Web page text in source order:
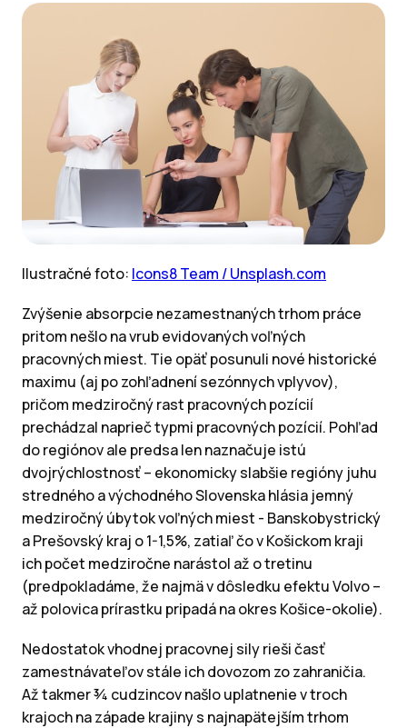
Ilustračné foto: Icons8 Team / Unsplash.com
Zvýšenie absorpcie nezamestnaných trhom práce
pritom nešlo na vrub evidovaných voľných
pracovných miest. Tie opäť posunuli nové historické
maximu (aj po zohľadnení sezónnych vplyvov),
pričom medziročný rast pracovných pozícií
prechádzal naprieč typmi pracovných pozícií. Pohľad
do regiónov ale predsa len naznačuje istú
dvojrýchlostnosť – ekonomicky slabšie regióny juhu
stredného a východného Slovenska hlásia jemný
medziročný úbytok voľných miest - Banskobystrický
a Prešovský kraj o 1-1,5%, zatiaľ čo v Košickom kraji
ich počet medziročne narástol až o tretinu
(predpokladáme, že najmä v dôsledku efektu Volvo –
až polovica prírastku pripadá na okres Košice-okolie).
Nedostatok vhodnej pracovnej sily rieši časť
zamestnávateľov stále ich dovozom zo zahraničia.
Až takmer ¾ cudzincov našlo uplatnenie v troch
krajoch na západe krajiny s najnapätejším trhom